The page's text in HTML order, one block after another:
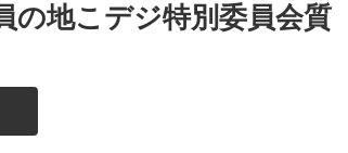
の地こデジ特別委員会質